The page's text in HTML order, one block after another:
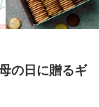
の日に贈るギ